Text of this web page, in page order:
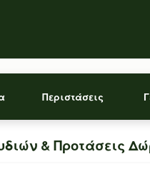
Περιστάσεις
& Προτάσεις